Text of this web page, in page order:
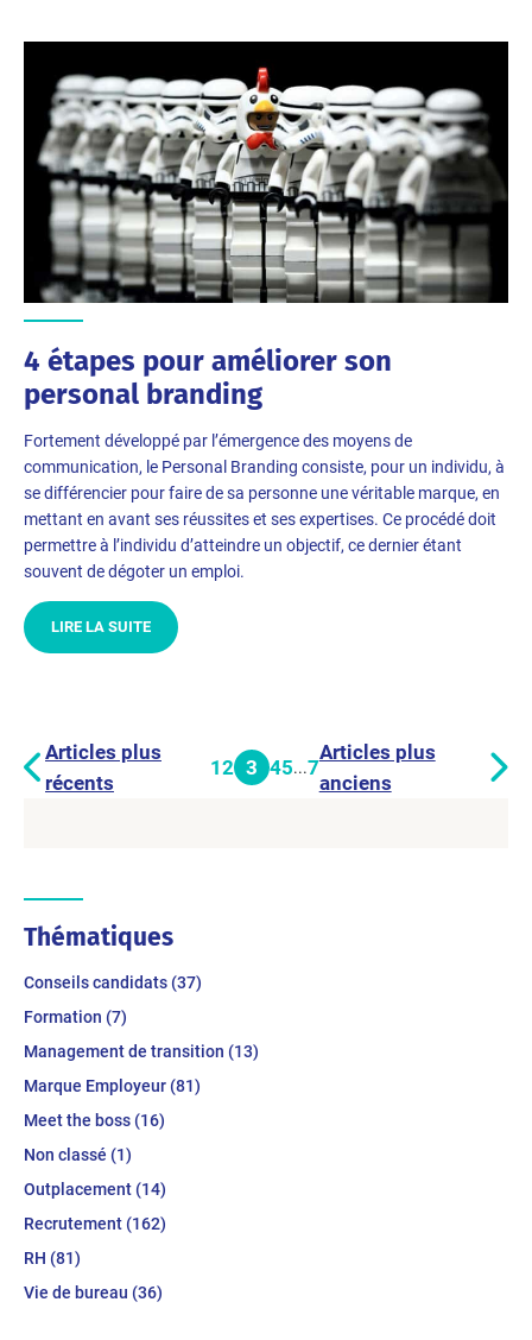
4 étapes pour améliorer son
personal branding
Fortement développé par l’émergence des moyens de
communication, le Personal Branding consiste, pour un individu, à
se différencier pour faire de sa personne une véritable marque, en
mettant en avant ses réussites et ses expertises. Ce procédé doit
permettre à l’individu d’atteindre un objectif, ce dernier étant
souvent de dégoter un emploi.
LIRE LA SUITE
Articles plus
récents
12 3 45...7
Articles plus
anciens
Thématiques
Conseils candidats (37)
Formation (7)
Management de transition (13)
Marque Employeur (81)
Meet the boss (16)
Non classé (1)
Outplacement (14)
Recrutement (162)
RH (81)
Vie de bureau (36)